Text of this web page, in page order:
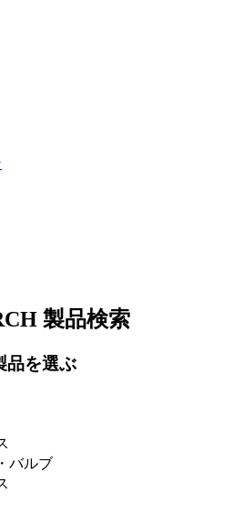
製品検索
品を選ぶ
バルブ